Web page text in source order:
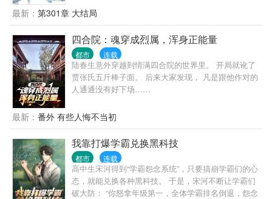
前。 既然来了，既然有系统，我这个何雨柱这辈子不
再被忽悠，不再当舔狗。活出自己，活出潇洒。
最新： 第301章 大结局
四合院：魂穿成烈属，浑身正能量
都市 连载
陆春生意外穿越到情满四合院的世界里。 开局就讹了
贾张氏五斤棒子面。 后来大家发现， 凡是跟他作对的
人通通没有好下场……
最新： 番外 有些人悔不当初
我靠打爆学霸兑换黑科技
都市 连载
高中生宋河得到“学霸怨念系统”，只要搞崩学霸们的心
态，就能兑换各种黑科技。 于是，宋河不断让学霸们
破大防： “你怒拿年级第一，全体学霸排名倒退，怨念